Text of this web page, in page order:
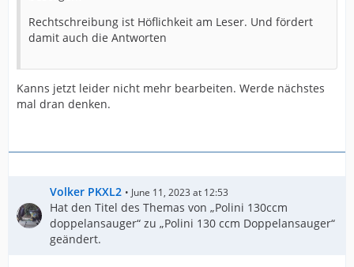
Rechtschreibung ist Höflichkeit am Leser. Und fördert
damit auch die Antworten
Kanns jetzt leider nicht mehr bearbeiten. Werde nächstes
mal dran denken.
Volker PKXL2 June 11, 2023 at 12:53
Hat den Titel des Themas von „Polini 130ccm
doppelansauger“ zu „Polini 130 ccm Doppelansauger“
geändert.